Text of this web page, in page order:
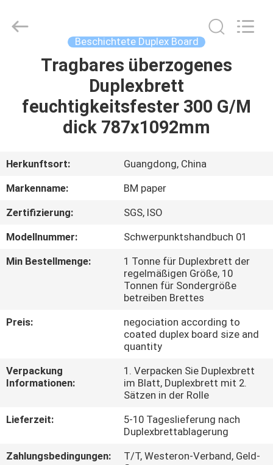
PRODUKTE
ÜBER
UNS
WERKSBESICHTIGUNG
QUALITÄTSKONTROLLE
MIT
NEUIGKEITEN
RECHTSSACHEN
SITEMAP
CO.,LTD.
Beschichtete Duplex Board
Tragbares überzogenes
Duplexbrett
feuchtigkeitsfester 300 G/M
dick 787x1092mm
Herkunftsort:
Guangdong, China
Markenname:
BM paper
Zertifizierung:
SGS, ISO
Modellnummer:
Schwerpunktshandbuch 01
Min Bestellmenge:
1 Tonne für Duplexbrett der
regelmäßigen Größe, 10
Tonnen für Sondergröße
betreiben Brettes
Preis:
negociation according to
coated duplex board size and
quantity
Verpackung
Informationen:
1. Verpacken Sie Duplexbrett
im Blatt, Duplexbrett mit 2.
Sätzen in der Rolle
Lieferzeit:
5-10 Tageslieferung nach
Duplexbrettablagerung
Zahlungsbedingungen:
T/T, Westeron-Verband, Geld-